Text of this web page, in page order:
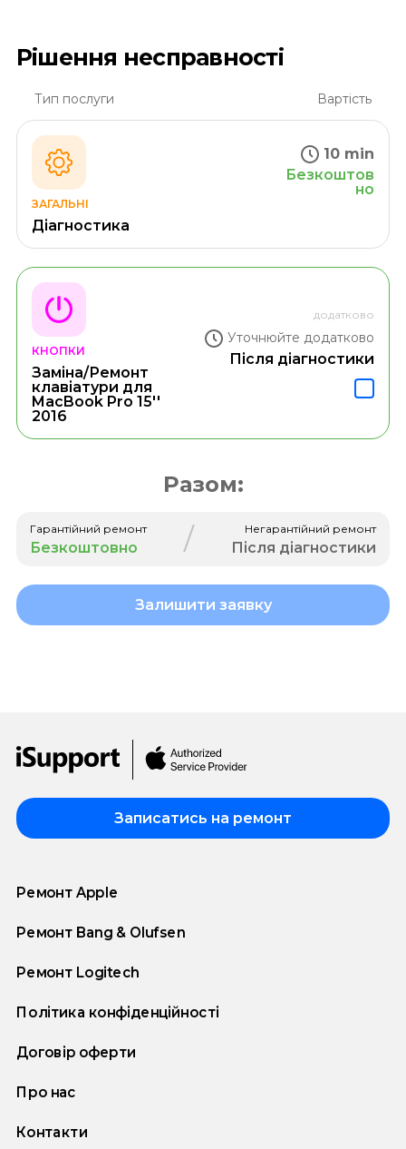
Рішення несправності
Тип послуги Вартість
ЗАГАЛЬНІ
Діагностика
10 min
Безкоштов
но
КНОПКИ
Заміна/Ремонт
клавіатури для
MacBook Pro 15''
2016
додатково
Уточнюйте додатково
Після діагностики
Разом:
Гарантійний ремонт
Безкоштовно / Негарантійний ремонт
Після діагностики
Залишити заявку
Записатись на ремонт
Ремонт Apple
Ремонт Bang & Olufsen
Ремонт Logitech
Політика конфіденційності
Договір оферти
Про нас
Контакти